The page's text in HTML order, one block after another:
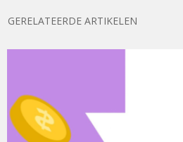
GERELATEERDE ARTIKELEN